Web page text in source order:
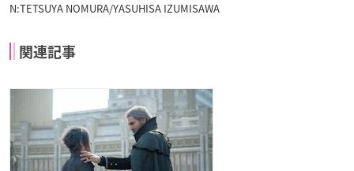
N:TETSUYA NOMURA/YASUHISA IZUMISAWA
関連記事